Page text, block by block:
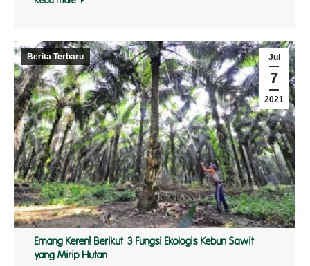
Jul
7
2021
Berita Terbaru
Emang Keren! Berikut 3 Fungsi Ekologis Kebun Sawit
yang Mirip Hutan